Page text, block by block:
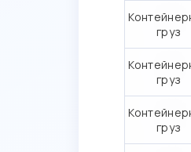
груз
груз
груз